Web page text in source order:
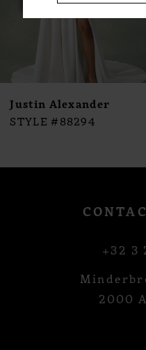
Justin Alexander
STYLE #88294
+32 3
2000